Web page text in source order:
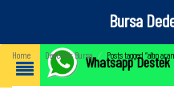
Bursa
Whatsapp Destek
Home ⁄ Dedektör Bursa ⁄ Posts tagged “altın